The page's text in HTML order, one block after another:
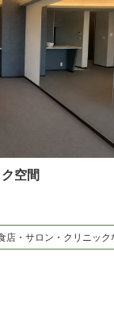
空間
店・サロン・クリニック